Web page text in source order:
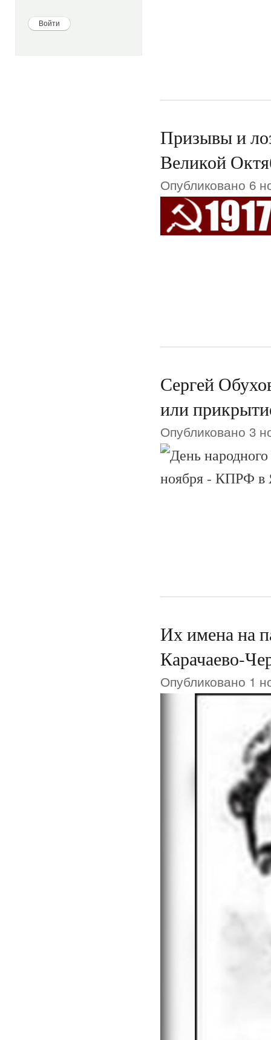
Призывы и
Великой
Опубликовано 6
Сергей
или
Опубликовано 3
Их имена на
Карачаево-
Опубликовано 1